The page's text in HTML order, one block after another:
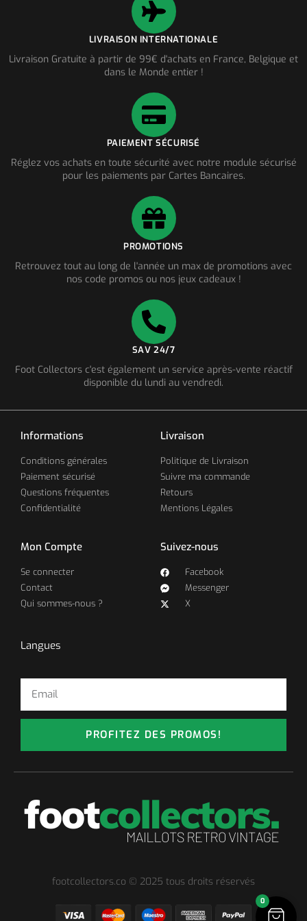
LIVRAISON INTERNATIONALE
Livraison Gratuite à partir de 99€ d'achats en France, Belgique et
dans le Monde entier !
PAIEMENT SÉCURISÉ
Réglez vos achats en toute sécurité avec notre module sécurisé
pour les paiements par Cartes Bancaires.
PROMOTIONS
Retrouvez tout au long de l'année un max de promotions avec
nos code promos ou nos jeux cadeaux !
SAV 24/7
Foot Collectors c'est également un service après-vente réactif
disponible du lundi au vendredi.
Informations
Conditions générales
Paiement sécurisé
Questions fréquentes
Confidentialité
Livraison
Politique de Livraison
Suivre ma commande
Retours
Mentions Légales
Mon Compte
Se connecter
Contact
Qui sommes-nous ?
Suivez-nous
Facebook
Messenger
X
Langues
PROFITEZ DES PROMOS!
footcollectors.co © 2025 tous droits réservés
0